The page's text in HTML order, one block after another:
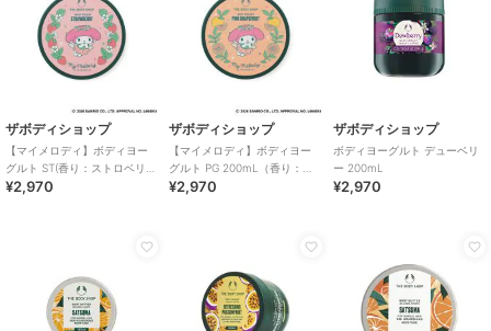
ザボディショップ
【マイメロディ】ボディヨー
グルト ST(香り：ストロベリ
ー) 200mL
¥2,970
ザボディショップ
【マイメロディ】ボディヨー
グルト PG 200mL（香り：ピ
ンクグレープフルーツ）
¥2,970
ザボディショップ
ボディヨーグルト デューベリ
ー 200mL
¥2,970